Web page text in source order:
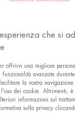
si formano
La
età adulta, con
zona T, che va
per le ali del
che si
offrirvi una migliore
funzionalità avanzate
la vostra navigazione
dei cookie. Altrimenti, è
informazioni sul
sulla privacy